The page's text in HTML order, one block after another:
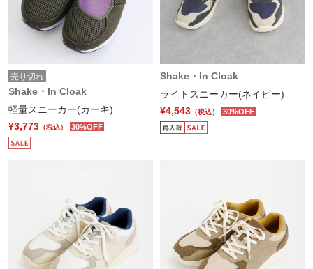
売り切れ
Shake・In Cloak
軽量スニーカー(カーキ)
¥3,773 （税込） 30%OFF
Shake・In Cloak
ライトスニーカー(ネイビー)
¥4,543 （税込） 30%OFF